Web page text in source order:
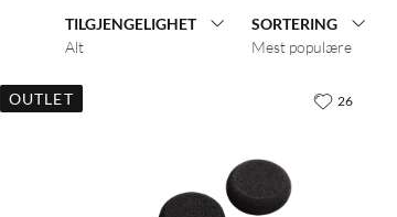
TILGJENGELIGHET
Alt
SORTERING
Mest populære
OUTLET 26